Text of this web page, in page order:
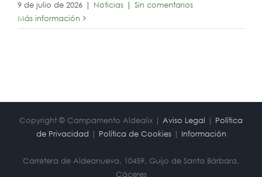
9 de julio de 2026 | Noticias | Sin comentarios
Más información
Copyright © Campamento Aldealix | Aviso Legal | Política
de Privacidad | Política de Cookies| Información
Carretera de Aldeanueva, 10459, Guijo de Santa Bárbara,
Cáceres